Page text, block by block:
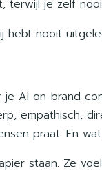
terwijl je zelf
hebt nooit
AI on-brand
empathisch,
praat. En
staan. Ze